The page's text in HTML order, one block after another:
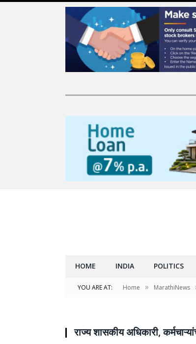
HOME INDIA POLITICS
YOU ARE AT: Home » MarathiNews
राज्य शासकीय अधिकारी,